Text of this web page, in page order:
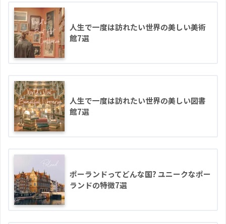
人生で一度は訪れたい世界の美しい美術
館7選
人生で一度は訪れたい世界の美しい図書
館7選
ポーランドってどんな国? ユニークなポー
ランドの特徴7選